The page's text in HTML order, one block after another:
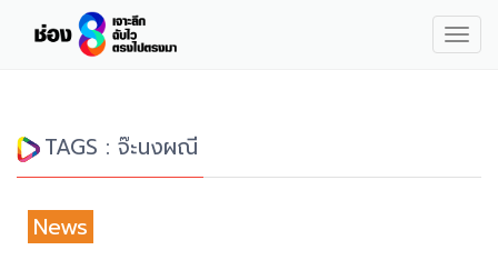
TAGS : จ๊ะนงผณี
News